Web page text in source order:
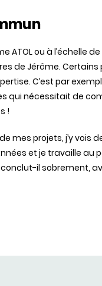
ATOL ou à l’échelle
de Jérôme.
C’est par
qui nécessitait de
!
mes projets, j’y vois
et je travaille
il sobrement,